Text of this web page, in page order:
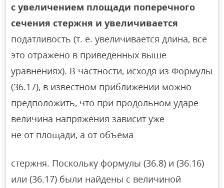
с увеличением площади поперечного
сечения стержня и увеличивается
податливость (т. е. увеличивается длина, все
это отражено в приведенных выше
уравнениях). В частности, исходя из Формулы
(36.17), в известном приближении можно
предположить, что при продольном ударе
величина напряжения зависит уже
не от площади, а от объема
стержня. Поскольку формулы (36.8) и (36.16)
или (36.17) были найдены с величиной